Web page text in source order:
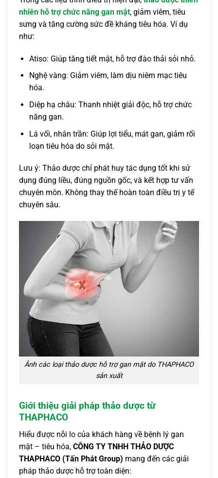
nhiên hỗ trợ chức năng gan mật, giảm viêm, tiêu
sưng và tăng cường sức đề kháng tiêu hóa. Ví dụ
như:
Atiso: Giúp tăng tiết mật, hỗ trợ đào thải sỏi nhỏ.
Nghệ vàng: Giảm viêm, làm dịu niêm mạc tiêu
hóa.
Diệp hạ châu: Thanh nhiệt giải độc, hỗ trợ chức
năng gan.
Lá vối, nhân trần: Giúp lợi tiểu, mát gan, giảm rối
loạn tiêu hóa do sỏi mật.
Lưu ý: Thảo dược chỉ phát huy tác dụng tốt khi sử
dụng đúng liều, đúng nguồn gốc, và kết hợp tư vấn
chuyên môn. Không thay thế hoàn toàn điều trị y tế
chuyên sâu.
Ảnh các loại thảo dược hỗ trợ gan mật do THAPHACO
sản xuất
Giới thiệu giải pháp thảo dược từ
THAPHACO
Hiểu được nỗi lo của khách hàng về bệnh lý gan
mật – tiêu hóa, CÔNG TY TNHH THẢO DƯỢC
THAPHACO (Tấn Phát Group) mang đến các giải
pháp thảo dược hỗ trợ toàn diện: